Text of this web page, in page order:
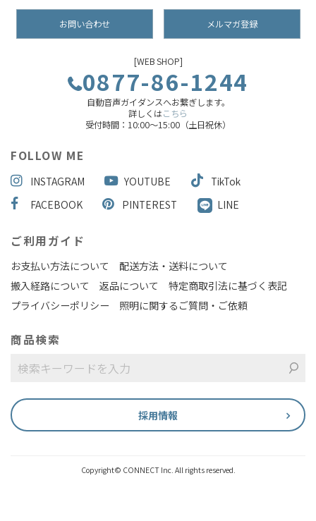
お問い合わせ メルマガ登録
[WEB SHOP]
0877-86-1244
自動音声ガイダンスへお繋ぎします。
詳しくはこちら
受付時間：10:00～15:00（土日祝休）
FOLLOW ME
INSTAGRAM YOUTUBE
TikTok
FACEBOOK
PINTEREST LINE
ご利用ガイド
お支払い方法について
配送方法・送料について
搬入経路について
返品について
特定商取引法に基づく表記
プライバシーポリシー
照明に関するご質問・ご依頼
商品検索
採用情報
Copyright© CONNECT Inc. All rights reserved.